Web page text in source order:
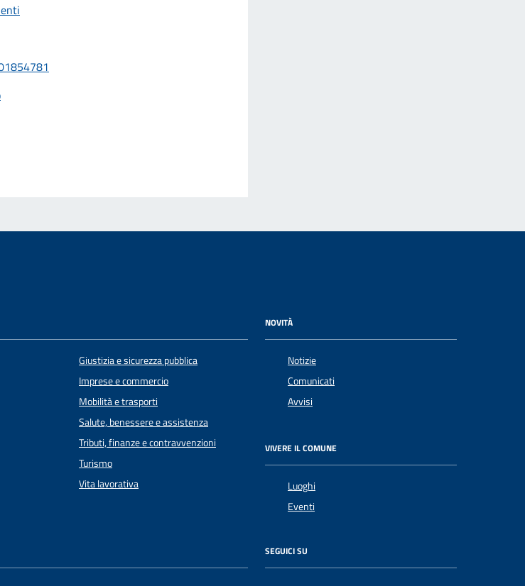
Giustizia e sicurezza pubblica
Imprese e commercio
Mobilità e trasporti
Salute, benessere e assistenza
Tributi, finanze e contravvenzioni
Turismo
Vita lavorativa
NOVITÀ
Notizie
Comunicati
Avvisi
VIVERE IL COMUNE
Luoghi
Eventi
SEGUICI SU